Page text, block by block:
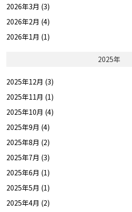
2026年3月 (3)
2026年2月 (4)
2026年1月 (1)
2025年
2025年12月 (3)
2025年11月 (1)
2025年10月 (4)
2025年9月 (4)
2025年8月 (2)
2025年7月 (3)
2025年6月 (1)
2025年5月 (1)
2025年4月 (2)